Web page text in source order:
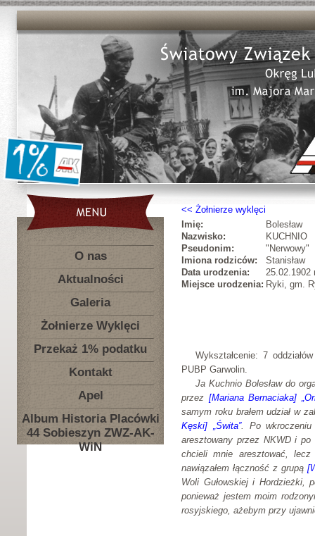
O nas
Aktualności
Galeria
Żołnierze Wyklęci
Przekaż 1% podatku
Kontakt
Apel
Album Historia Placówki
44 Sobieszyn ZWZ-AK-
WiN
Żołnierze wyklęci
Imię:
Bolesław
Nazwisko:
KUCHNIO
Pseudonim:
"Nerwowy"
Imiona rodziców:
Stanisław
Data urodzenia:
25.02.1902
Miejsce urodzenia: Ryki, gm.
Wykształcenie: 7
PUBP Garwolin.
Ja Kuchnio Bolesław do
przez [Mariana Bernaciaka]
samym roku brałem udział w
Kęski] „Świta”. Po wkroczeniu
aresztowany przez NKWD i po
chcieli mnie aresztować,
nawiązałem łączność z grupą
Woli Gułowskiej i Hordzieżki,
ponieważ jestem moim
rosyjskiego, ażebym przy